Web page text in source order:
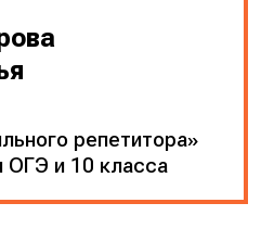
репетитора»
ОГЭ и 10 класса